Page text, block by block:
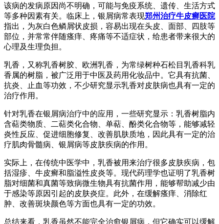
该病的发病原因尚不明确，可能与免疫系统、遗传、生活方式
等多种因素有关。临床上，银屑病常表现郑州治疗牛皮癣医院
指出，为灰白色鳞屑状皮损，容易出现在头皮、面部、四肢等
部位，并常常伴随瘙痒、疼痛等不适症状，给患者带来很大的
心理及生理负担。
乳香，又称乳香树胶、欧洲乳香，为常绿树种石松目乳香科乳
香属的树脂，被广泛用于中医及药用化妆品中。它具有抗菌、
抗炎、止血等功效，不少研究显示乳香对皮肤病也具有一定的
治疗作用。
针对乳香在银屑病治疗中的应用，一些研究显示：乳香树脂内
含萜类物质、二萜类化合物、单萜、酚类化合物等，能够减轻
炎性反应、促进细胞修复、改善肌肤质地，因此具有一定的治
疗肌肉骨髓病、银屑病等皮肤疾病的作用。
实际上，在传统中医学中，乳香被用来治疗很多皮肤疾病，包
括湿疹、牛皮癣和脂溢性皮炎等。现代药理学也证明了乳香树
脂对细菌和真菌等致病微生物具有抗菌作用，能够帮助减少由
于感染等原因引起的皮肤炎症。此外，在缓解瘙痒、消除红
肿、改善斑块颜色等方面也具有一定的功效。
总结来看，乳香虽然不能完全治愈银屑病，但它确实可以缓解